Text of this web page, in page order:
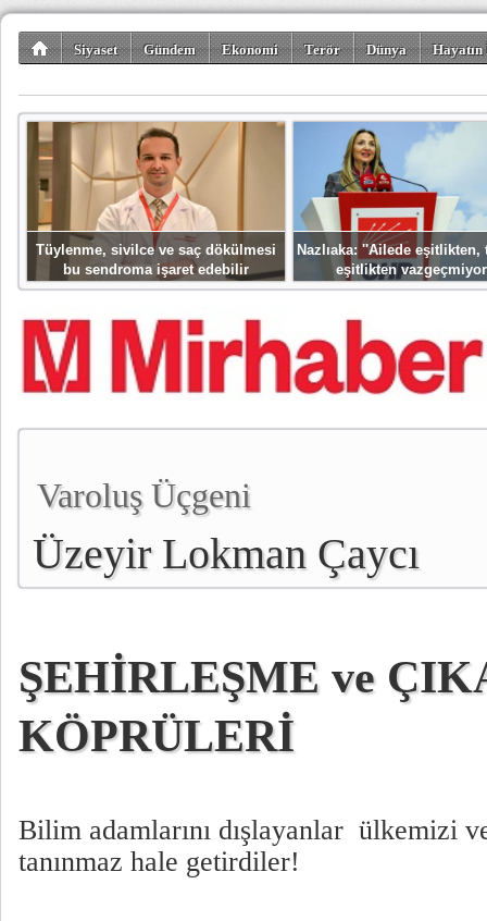
Siyaset Gündem Ekonomi Terör Dünya
Tüylenme, sivilce ve saç dökülmesi
bu sendroma işaret edebilir
Nazlıaka: ''Ailede eşitlikten,
eşitlikten
Varoluş Üçgeni
Üzeyir Lokman Çaycı
ŞEHİRLEŞME ve
KÖPRÜLERİ
Bilim adamlarını dışlayanlar ülkemizi
tanınmaz hale getirdiler!